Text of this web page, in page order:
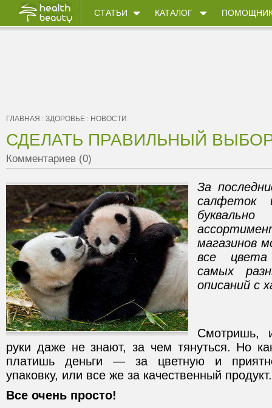
СТАТЬИ КАТАЛОГ
ГЛАВНАЯ : ЗДОРОВЬЕ : НОВОСТИ
СДЕЛАТЬ ПРАВИЛЬНЫЙ
Комментариев (0)
За
салфеток
магазинов
все цвета
самых
описаний с
Смотришь,
руки даже не знают, за чем тянуться. Но
платишь деньги — за цветную и
упаковку, или все же за качественный продукт.
Все очень просто!